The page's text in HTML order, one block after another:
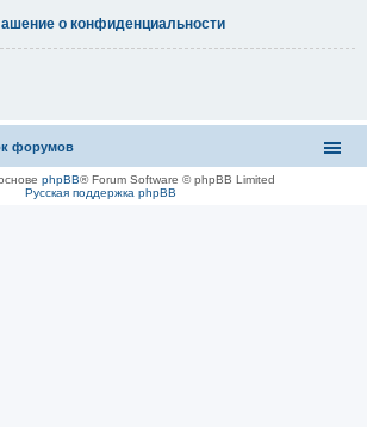
о конфиденциальности
форумов
phpBB® Forum Software © phpBB Limited
Русская поддержка phpBB